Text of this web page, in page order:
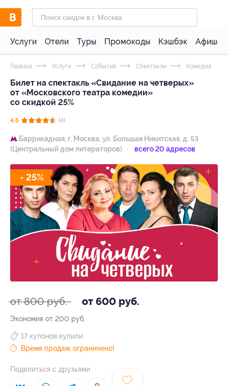
Услуги Отели Туры Промокоды Кэшбэк Афиша
Главная Услуги События Спектакли Комедия
Билет на спектакль «Свидание на четверых»
от «Московского театра комедии»
со скидкой 25%
4.6 (4)
Баррикадная, г. Москва, ул. Большая Никитская, д. 53
(Центральный дом литераторов)
всего 20 адресов
- 25%
от 800 руб. от 600 руб.
Экономия от 200 руб.
17 купонов купили
Время продаж ограничено!
Поделиться с друзьями